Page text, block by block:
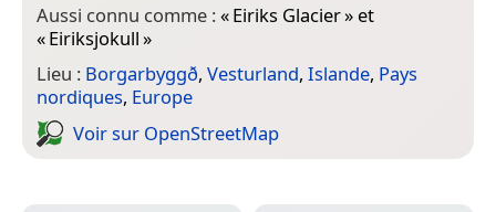
Aussi connu comme :«Eiriks Glacier» et
«Eiriksjokull»
Lieu : Borgarbyggð, Vesturland, Islande, Pays
nordiques, Europe
Voir sur Open­Street­Map